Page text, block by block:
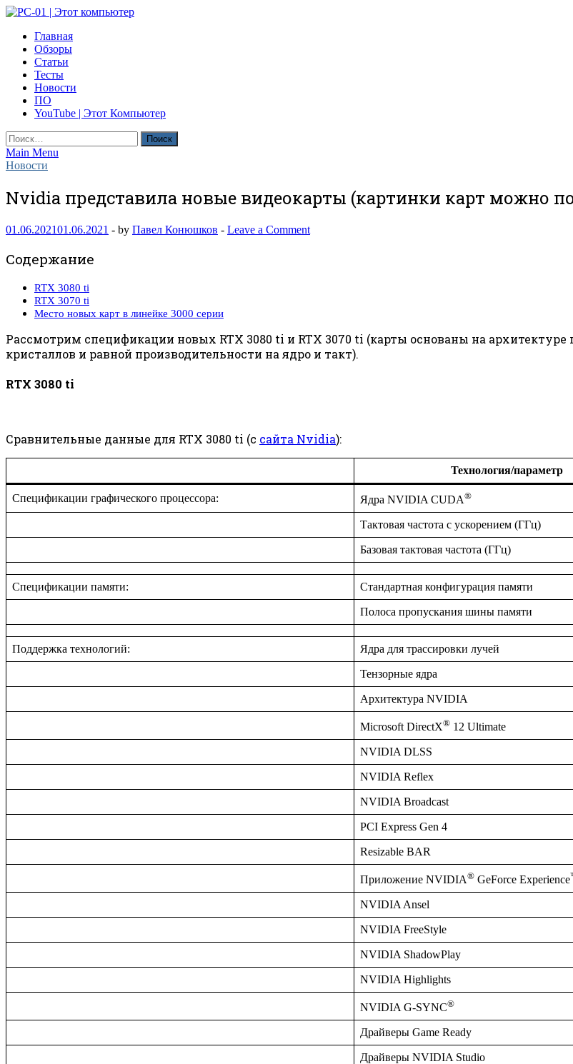
Skip
content
PC-01 | Этот компьютер
Компьютерные новости
Главная
Обзоры
Статьи
Тесты
Новости
ПО
YouTube | Этот Компьютер
Найти:
Main Menu
Новости
Nvidia представила новые видеокарты (картинки карт можно
01.06.202101.06.2021 - by Павел Конюшков - Leave a Comment
Содержание
RTX 3080 ti
RTX 3070 ti
Место новых карт в линейке 3000 серии
Рассмотрим спецификации новых RTX 3080 ti и RTX 3070 ti (карты основаны на
кристаллов и равной производительности на ядро и такт).
RTX 3080 ti
Сравнительные данные для RTX 3080 ti (с сайта Nvidia):
Технология/параметр
Спецификации графического процессора: Ядра NVIDIA CUDA®
Тактовая частота с ускорением (ГГц)
Базовая тактовая частота (ГГц)
Спецификации памяти: Стандартная конфигурация памяти
Полоса пропускания шины памяти
Поддержка технологий: Ядра для трассировки лучей
Тензорные ядра
Архитектура NVIDIA
Microsoft DirectX® 12 Ultimate
NVIDIA DLSS
NVIDIA Reflex
NVIDIA Broadcast
PCI Express Gen 4
Resizable BAR
Приложение NVIDIA® GeForce Experience
NVIDIA Ansel
NVIDIA FreeStyle
NVIDIA ShadowPlay
NVIDIA Highlights
NVIDIA G-SYNC®
Драйверы Game Ready
Драйверы NVIDIA Studio